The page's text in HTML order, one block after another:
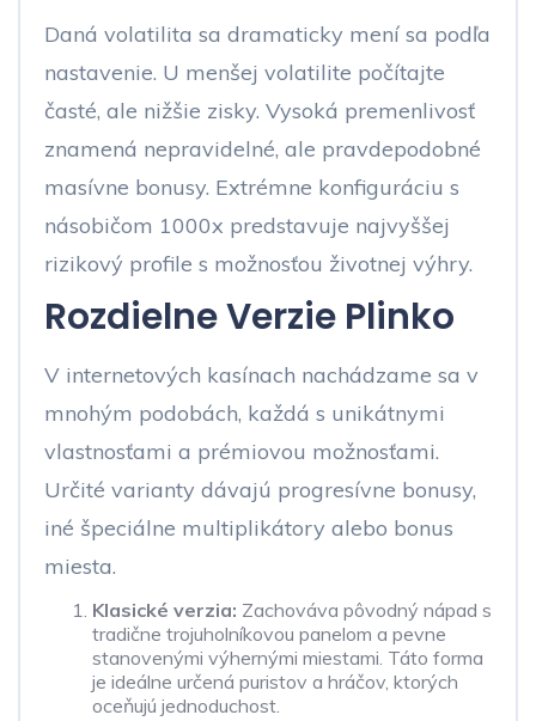
Daná volatilita sa dramaticky mení sa podľa
nastavenie. U menšej volatilite počítajte
časté, ale nižšie zisky. Vysoká premenlivosť
znamená nepravidelné, ale pravdepodobné
masívne bonusy. Extrémne konfiguráciu s
násobičom 1000x predstavuje najvyššej
rizikový profile s možnosťou životnej výhry.
Rozdielne Verzie Plinko
V internetových kasínach nachádzame sa v
mnohým podobách, každá s unikátnymi
vlastnosťami a prémiovou možnosťami.
Určité varianty dávajú progresívne bonusy,
iné špeciálne multiplikátory alebo bonus
miesta.
Klasické verzia: Zachováva pôvodný nápad s
tradične trojuholníkovou panelom a pevne
stanovenými výhernými miestami. Táto forma
je ideálne určená puristov a hráčov, ktorých
oceňujú jednoduchost.